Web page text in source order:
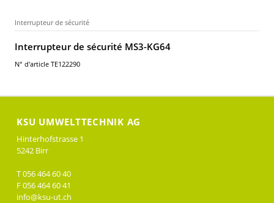
Interrupteur de sécurité
Interrupteur de sécurité MS3-KG64
N° d'article TE122290
KSU UMWELTTECHNIK AG
Hinterhofstrasse 1
5242 Birr
T 056 464 60 40
F 056 464 60 41
info@ksu-ut.ch